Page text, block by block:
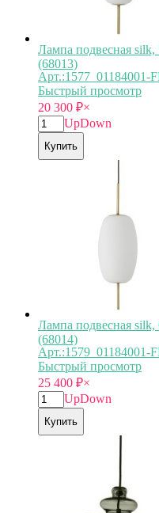
Лампа подвесная silk,
(68013)
Арт.:1577_01184001-
Быстрый просмотр
20 300 ₽×
UpDown
Купить
Лампа подвесная silk,
(68014)
Арт.:1579_01184001-
Быстрый просмотр
25 400 ₽×
UpDown
Купить